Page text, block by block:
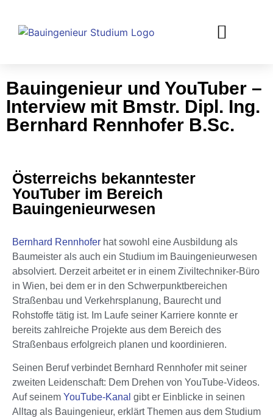
Bauingenieur und YouTuber –
Interview mit Bmstr. Dipl. Ing.
Bernhard Rennhofer B.Sc.
Österreichs bekanntester
YouTuber im Bereich
Bauingenieurwesen
Bernhard Rennhofer hat sowohl eine Ausbildung als
Baumeister als auch ein Studium im Bauingenieurwesen
absolviert. Derzeit arbeitet er in einem Ziviltechniker-Büro
in Wien, bei dem er in den Schwerpunktbereichen
Straßenbau und Verkehrsplanung, Baurecht und
Rohstoffe tätig ist. Im Laufe seiner Karriere konnte er
bereits zahlreiche Projekte aus dem Bereich des
Straßenbaus erfolgreich planen und koordinieren.
Seinen Beruf verbindet Bernhard Rennhofer mit seiner
zweiten Leidenschaft: Dem Drehen von YouTube-Videos.
Auf seinem YouTube-Kanal gibt er Einblicke in seinen
Alltag als Bauingenieur, erklärt Themen aus dem Studium